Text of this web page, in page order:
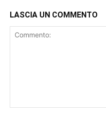
LASCIA UN COMMENTO